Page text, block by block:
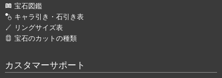
宝石図鑑
キャラ引き・石引き表
リングサイズ表
宝石のカットの種類
カスタマーサポート